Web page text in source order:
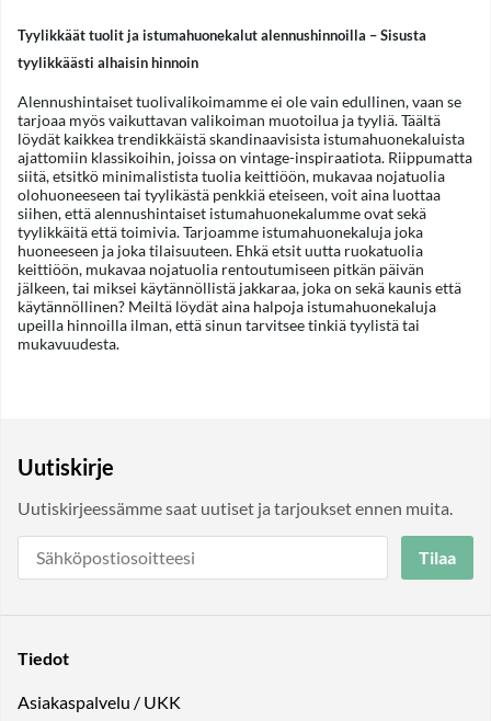
Tyylikkäät tuolit ja istumahuonekalut alennushinnoilla – Sisusta
tyylikkäästi alhaisin hinnoin
Alennushintaiset tuolivalikoimamme ei ole vain edullinen, vaan se
tarjoaa myös vaikuttavan valikoiman muotoilua ja tyyliä. Täältä
löydät kaikkea trendikkäistä skandinaavisista istumahuonekaluista
ajattomiin klassikoihin, joissa on vintage-inspiraatiota. Riippumatta
siitä, etsitkö minimalistista tuolia keittiöön, mukavaa nojatuolia
olohuoneeseen tai tyylikästä penkkiä eteiseen, voit aina luottaa
siihen, että alennushintaiset istumahuonekalumme ovat sekä
tyylikkäitä että toimivia. Tarjoamme istumahuonekaluja joka
huoneeseen ja joka tilaisuuteen. Ehkä etsit uutta ruokatuolia
keittiöön, mukavaa nojatuolia rentoutumiseen pitkän päivän
jälkeen, tai miksei käytännöllistä jakkaraa, joka on sekä kaunis että
käytännöllinen? Meiltä löydät aina halpoja istumahuonekaluja
upeilla hinnoilla ilman, että sinun tarvitsee tinkiä tyylistä tai
mukavuudesta.
Uutiskirje
Uutiskirjeessämme saat uutiset ja tarjoukset ennen muita.
Tilaa
Tiedot
Asiakaspalvelu / UKK